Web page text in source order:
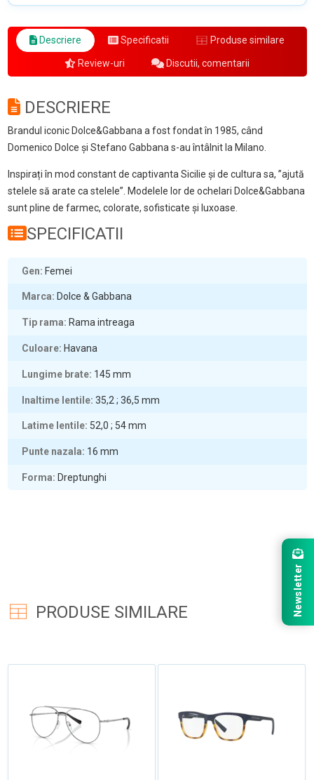
Descriere Specificatii Produse similare
Review-uri Discutii, comentarii
DESCRIERE
Brandul iconic Dolce&Gabbana a fost fondat în 1985, când
Domenico Dolce și Stefano Gabbana s-au întâlnit la Milano.
Inspirați în mod constant de captivanta Sicilie și de cultura sa, ”ajută
stelele să arate ca stelele”. Modelele lor de ochelari Dolce&Gabbana
sunt pline de farmec, colorate, sofisticate și luxoase.
SPECIFICATII
Gen Femei
Marca Dolce & Gabbana
Tip rama Rama intreaga
Culoare Havana
Lungime brate 145 mm
Inaltime lentile 35,2 ; 36,5 mm
Latime lentile 52,0 ; 54mm
Punte nazala 16 mm
Forma Dreptunghi
PRODUSE SIMILARE Newsletter